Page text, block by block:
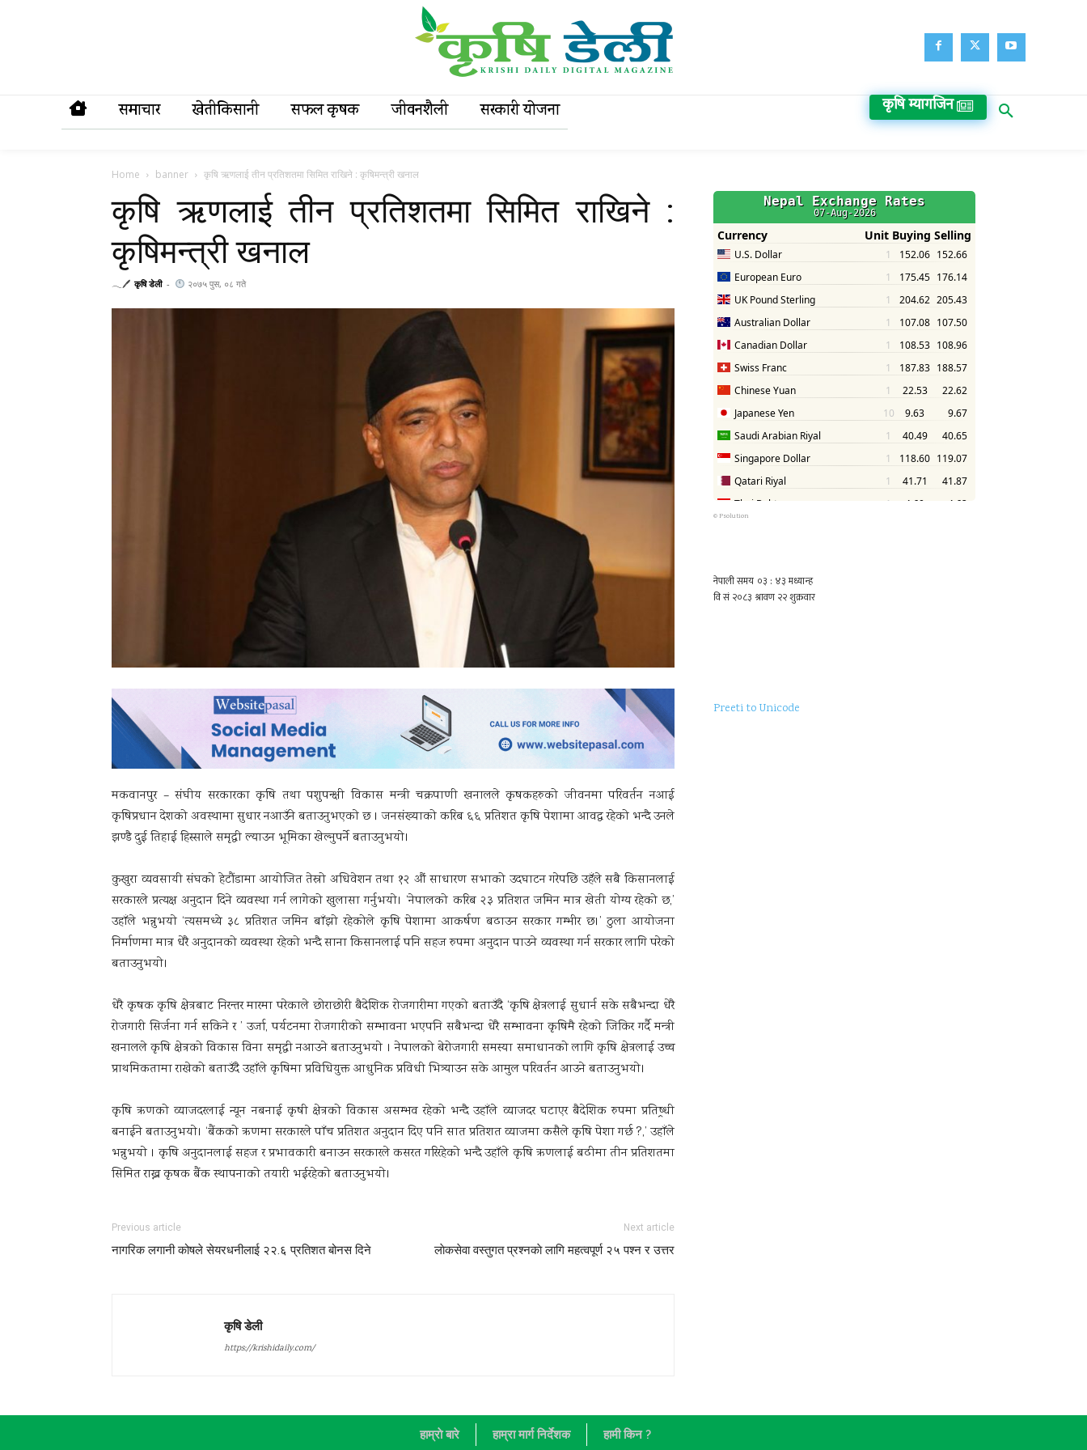
समाचार खेतीकिसानी सफल कृषक जीवनशैली सरकारी याेजना कृषि म्यागजिन
Home banner कृषि ऋणलाई तीन प्रतिशतमा सिमित राखिने : कृषिमन्त्री खनाल
कृषि ऋणलाई तीन प्रतिशतमा सिमित राखिने :
कृषिमन्त्री खनाल
𓂃🖊 कृषि डेली - २०७५ पुस, ०८ गते
मकवानपुर – संघीय सरकारका कृषि तथा पशुपन्क्षी विकास मन्त्री चक्रपाणी खनालले कृषकहरुको जीवनमा परिवर्तन नआई
कृषिप्रधान देशको अवस्थामा सुधार नआउँने बताउनुभएकाे छ । जनसंख्याको करिब ६६ प्रतिशत कृषि पेशामा आवद्ध रहेको भन्दै उनले
झण्डै दुई तिहाई हिस्साले समृद्धी ल्याउन भूमिका खेल्नुपर्ने बताउनुभयाे।
कुखुरा व्यवसायी संघको हेटौंडामा आयोजित तेस्रो अधिवेशन तथा १२ औं साधारण सभाको उदघाटन गरेपछि उहँले सबै किसानलाई
सरकारले प्रत्यक्ष अनुदान दिने व्यवस्था गर्न लागेको खुलासा गर्नुभयाे। ‘नेपालको करिब २३ प्रतिशत जमिन मात्र खेती योग्य रहेको छ,’
उहाँले भन्नुभयाे ‘त्यसमध्ये ३८ प्रतिशत जमिन बाँझो रहेकोले कृषि पेशामा आकर्षण बढाउन सरकार गम्भीर छ।’ ठुला आयोजना
निर्माणमा मात्र धेरै अनुदानको व्यवस्था रहेको भन्दै साना किसानलाई पनि सहज रुपमा अनुदान पाउने व्यवस्था गर्न सरकार लागि परेको
बताउनुभयाे।
धेरै कृषक कृषि क्षेत्रबाट निरन्तर मारमा परेकाले छोराछोरी बैदेशिक रोजगारीमा गएको बताउँदै ‘कृषि क्षेत्रलाई सुधार्न सके सबैभन्दा धेरै
रोजगारी सिर्जना गर्न सकिने र ’ उर्जा, पर्यटनमा रोजगारीको सम्भावना भएपनि सबैभन्दा धेरै सम्भावना कृषिमै रहेको जिकिर गर्दै मन्त्री
खनालले कृषि क्षेत्रको विकास विना समृद्धी नआउने बताउनुभयाे । नेपालको बेरोजगारी समस्या समाधानको लागि कृषि क्षेत्रलाई उच्च
प्राथमिकतामा राखेको बताउँदै उहाँले कृषिमा प्रविधियुक्त आधुनिक प्रविधी भित्र्याउन सके आमुल परिवर्तन आउने बताउनुभयाे।
कृषि ऋणको व्याजदरलाई न्यून नबनाई कृषी क्षेत्रको विकास असम्भव रहेको भन्दै उहाँले व्याजदर घटाएर बैदेशिक रुपमा प्रतिष्र्धी
बनाईने बताउनुभयाे। ‘बैंकको ऋणमा सरकारले पाँच प्रतिशत अनुदान दिए पनि सात प्रतिशत व्याजमा कसैले कृषि पेशा गर्छ ?,’ उहाँले
भन्नुभयाे । कृषि अनुदानलाई सहज र प्रभावकारी बनाउन सरकारले कसरत गरिरहेको भन्दै उहाँले कृषि ऋणलाई बढीमा तीन प्रतिशतमा
सिमित राख्न कृषक बैंक स्थापनाको तयारी भईरहेको बताउनुभयाे।
Previous article
नागरिक लगानी कोषले सेयरधनीलाई २२.६ प्रतिशत बोनस दिने
Next article
लाेकसेवा वस्तुगत प्रश्नकाे लागि महत्वपूर्ण २५ पश्न र उत्तर
कृषि डेली
https://krishidaily.com/
© Psolution
Preeti to Unicode
हाम्राे बारे हाम्रा मार्ग निर्देशक हामी किन ?